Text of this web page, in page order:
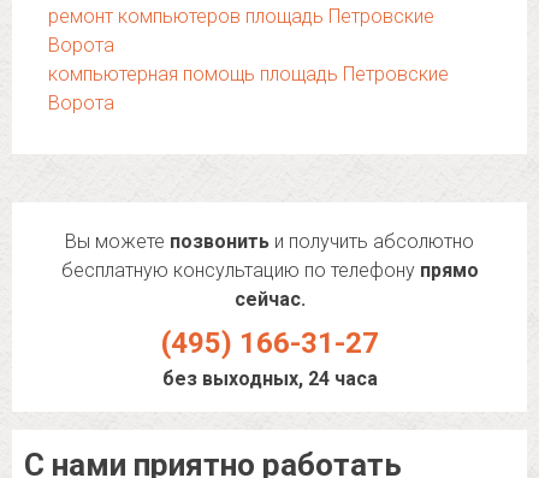
ремонт компьютеров площадь Петровские
Ворота
компьютерная помощь площадь Петровские
Ворота
Вы можете позвонить и получить абсолютно
бесплатную консультацию по телефону прямо
сейчас.
(495) 166-31-27
без выходных, 24 часа
С нами приятно работать